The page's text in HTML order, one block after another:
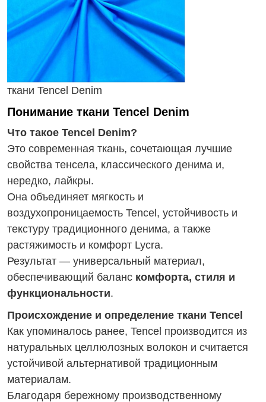
ткани Tencel Denim
Понимание ткани Tencel Denim
Что такое Tencel Denim?
Это современная ткань, сочетающая лучшие
свойства тенсела, классического денима и,
нередко, лайкры.
Она объединяет мягкость и
воздухопроницаемость Tencel, устойчивость и
текстуру традиционного денима, а также
растяжимость и комфорт Lycra.
Результат — универсальный материал,
обеспечивающий баланс комфорта, стиля и
функциональности.
Происхождение и определение ткани Tencel
Как упоминалось ранее, Tencel производится из
натуральных целлюлозных волокон и считается
устойчивой альтернативой традиционным
материалам.
Благодаря бережному производственному